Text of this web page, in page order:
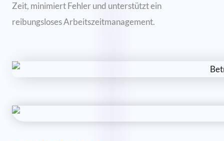
Zeit, minimiert Fehler und unterstützt ein
reibungsloses Arbeitszeitmanagement.